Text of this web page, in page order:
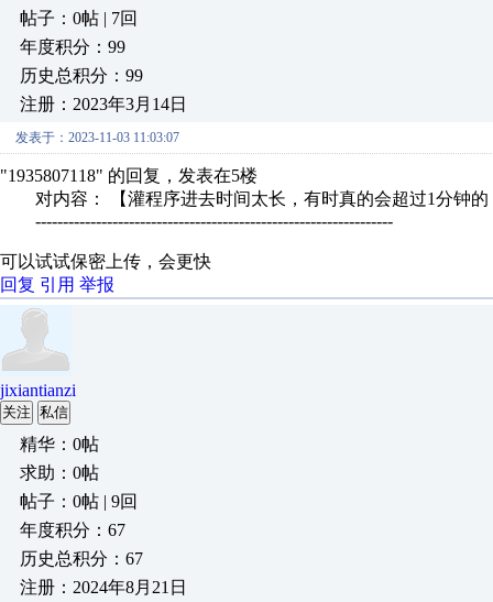
帖子：0帖 | 7回
年度积分：99
历史总积分：99
注册：2023年3月14日
发表于：2023-11-03 11:03:07
"1935807118" 的回复，发表在5楼
对内容： 【灌程序进去时间太长，有时真的会超过1分钟的
-----------------------------------------------------------------
可以试试保密上传，会更快
回复 引用 举报
jixiantianzi
关注 私信
精华：0帖
求助：0帖
帖子：0帖 | 9回
年度积分：67
历史总积分：67
注册：2024年8月21日